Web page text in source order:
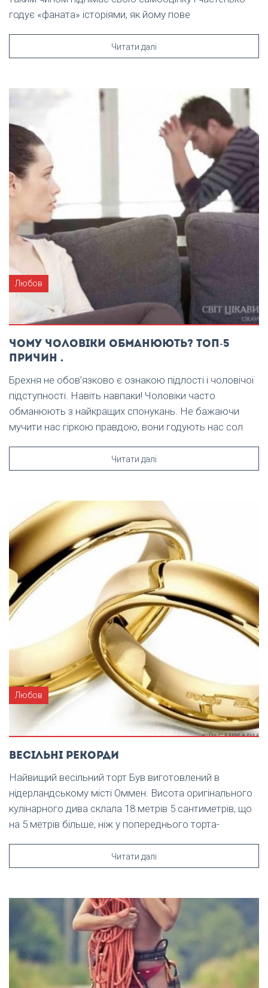
годує «фаната» історіями, як йому пове
Читати далі
Любов
Чому чоловіки обманюють? Топ-5
причин .
Брехня не обов’язково є ознакою підлості і чоловічої
підступності. Навіть навпаки! Чоловіки часто
обманюють з найкращих спонукань. Не бажаючи
мучити нас гіркою правдою, вони годують нас сол
Читати далі
Любов
Весільні рекорди
Найвищий весільний торт Був виготовлений в
нідерландському місті Оммен. Висота оригінального
кулінарного дива склала 18 метрів 5 сантиметрів, що
на 5 метрів більше, ніж у попереднього торта-
Читати далі